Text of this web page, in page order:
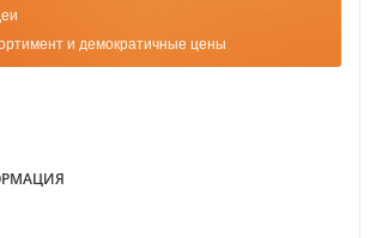
и демократичные цены